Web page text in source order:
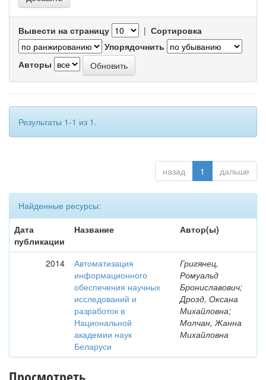
Вывести на страницу | Сортировка
Упорядочнить
Авторы
Результаты 1-1 из 1.
назад 1 дальше
Найденные ресурсы:
Дата
публикации
Название Автор(ы)
2014
Автоматизация
информационного
обеспечения научных
исследований и
разработок в
Национальной
академии наук
Беларуси
Григянец,
Ромуальд
Брониславович;
Дрозд, Оксана
Михайловна;
Молчан, Жанна
Михайловна